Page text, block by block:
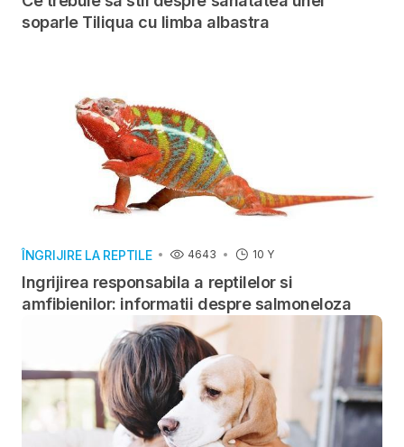
soparle Tiliqua cu limba albastra
ÎNGRIJIRE LA REPTILE 4643 10 Y
Ingrijirea responsabila a reptilelor si
amfibienilor: informatii despre salmoneloza